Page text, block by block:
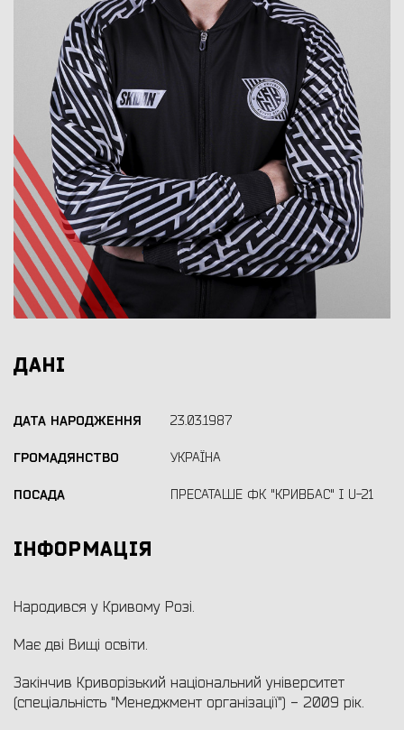
ДАНІ
ДАТА НАРОДЖЕННЯ 23.03.1987
ГРОМАДЯНСТВО УКРАЇНА
ПОСАДА ПРЕСАТАШЕ ФК "КРИВБАС" І U-21
ІНФОРМАЦІЯ
Народився у Кривому Розі.
Має дві Вищі освіти.
Закінчив Криворізький національний університет
(спеціальність "Менеджмент організації") - 2009 рік.